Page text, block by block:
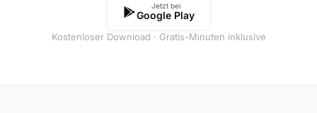
Jetzt bei
Google Play
Kostenloser Download · Gratis-Minuten inklusive